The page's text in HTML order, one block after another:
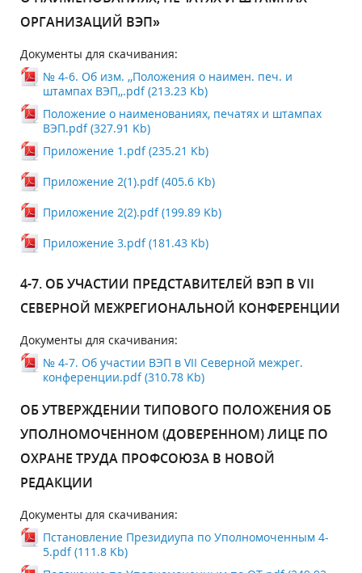
ОРГАНИЗАЦИЙ ВЭП»
Документы для скачивания:
№ 4-6. Об изм. ,,Положения о наимен. печ. и
штампах ВЭП,,.pdf (213.23 Kb)
Положение о наименованиях, печатях и штампах
ВЭП.pdf (327.91 Kb)
Приложение 1.pdf (235.21 Kb)
Приложение 2(1).pdf (405.6 Kb)
Приложение 2(2).pdf (199.89 Kb)
Приложение 3.pdf (181.43 Kb)
4-7. ОБ УЧАСТИИ ПРЕДСТАВИТЕЛЕЙ ВЭП В VII
СЕВЕРНОЙ МЕЖРЕГИОНАЛЬНОЙ КОНФЕРЕНЦИИ
Документы для скачивания:
№ 4-7. Об участии ВЭП в VII Северной межрег.
конференции.pdf (310.78 Kb)
ОБ УТВЕРЖДЕНИИ ТИПОВОГО ПОЛОЖЕНИЯ ОБ
УПОЛНОМОЧЕННОМ (ДОВЕРЕННОМ) ЛИЦЕ ПО
ОХРАНЕ ТРУДА ПРОФСОЮЗА В НОВОЙ
РЕДАКЦИИ
Документы для скачивания:
Пстановление Президиупа по Уполномоченным 4-
5.pdf (111.8 Kb)